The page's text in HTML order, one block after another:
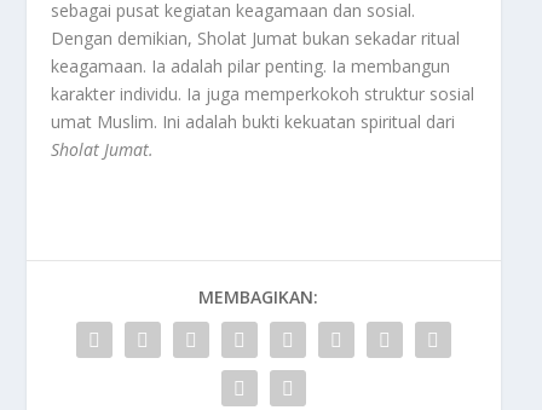
sebagai pusat kegiatan keagamaan dan sosial.
Dengan demikian, Sholat Jumat bukan sekadar ritual
keagamaan. Ia adalah pilar penting. Ia membangun
karakter individu. Ia juga memperkokoh struktur sosial
umat Muslim. Ini adalah bukti kekuatan spiritual dari
Sholat Jumat.
MEMBAGIKAN: